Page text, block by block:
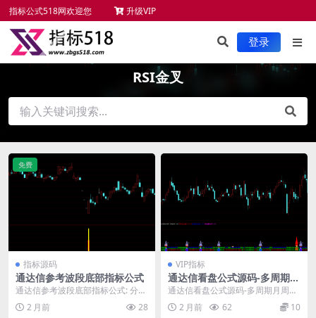
指标公式518网欢迎您
升级VIP
未来函数检测
服务项目 指标安装
登录
RSI金叉
指标源码
通达信参考波段底部指标公式
免费
通达信参考波段底部指标公式: 分享
一个通达信底部判断公式，基于改
良的RSI算法，...
2 月前 28
VIP指标
通达信看盘公式源码-多周期月
周MACD与RSI金叉信号指标
通达信看盘公式源码-多周期月周M
ACD与RSI金叉信号指标： 通达信
多周期指标源...
2 月前 62 10